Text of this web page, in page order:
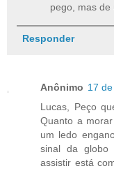
pego, mas de
Responder
Anônimo 17
Lucas, Peço
Quanto a
um ledo
sinal da globo
assistir está